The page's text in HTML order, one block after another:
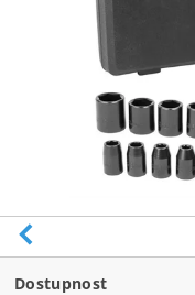
Dostupnost